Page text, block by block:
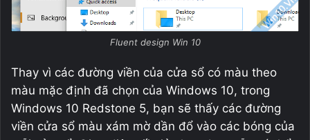
Fluent design Win 10
Thay vì các đường viền của cửa sổ có màu theo
màu mặc định đã chọn của Windows 10, trong
Windows 10 Redstone 5, bạn sẽ thấy các đường
viền cửa sổ màu xám mờ dần đổ vào các bóng của